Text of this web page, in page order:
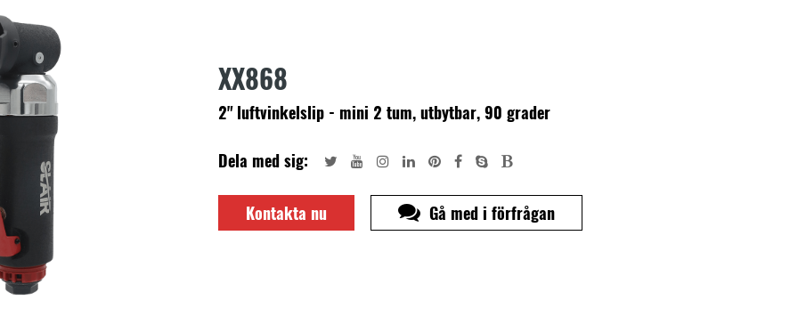
XX868
2" luftvinkelslip - mini 2 tum, utbytbar, 90 grader
Dela med sig:
Kontakta nu Gå med i förfrågan